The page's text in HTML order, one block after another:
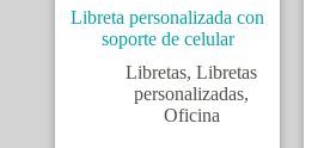
Libreta personalizada con
soporte de celular
Libretas, Libretas
personalizadas,
Oficina